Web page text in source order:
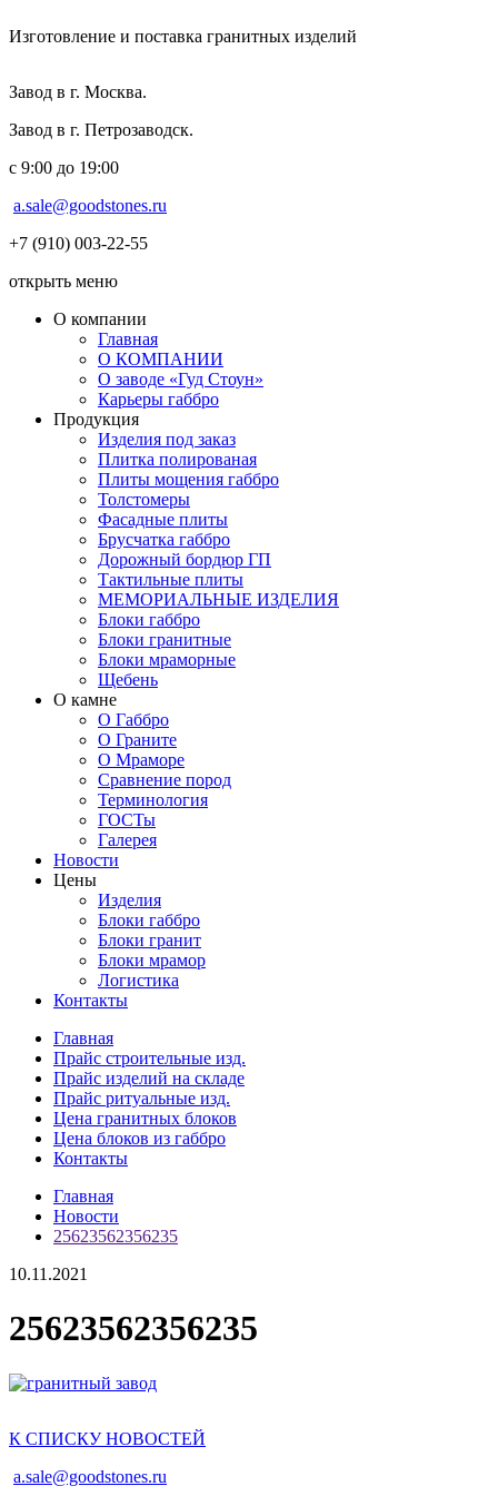
Изготовление и поставка гранитных изделий
Завод в г. Москва.
Завод в г. Петрозаводск.
с 9:00 до 19:00
a.sale@goodstones.ru
+7 (910) 003-22-55
открыть меню
О компании
Главная
О КОМПАНИИ
О заводе «Гуд Стоун»
Карьеры габбро
Продукция
Изделия под заказ
Плитка полированая
Плиты мощения габбро
Толстомеры
Фасадные плиты
Брусчатка габбро
Дорожный бордюр ГП
Тактильные плиты
МЕМОРИАЛЬНЫЕ ИЗДЕЛИЯ
Блоки габбро
Блоки гранитные
Блоки мраморные
Щебень
О камне
О Габбро
О Граните
О Мраморе
Сравнение пород
Терминология
ГОСТы
Галерея
Новости
Цены
Изделия
Блоки габбро
Блоки гранит
Блоки мрамор
Логистика
Контакты
Главная
Прайс строительные изд.
Прайс изделий на складе
Прайс ритуальные изд.
Цена гранитных блоков
Цена блоков из габбро
Контакты
Главная
Новости
25623562356235
10.11.2021
25623562356235
К СПИСКУ НОВОСТЕЙ
a.sale@goodstones.ru